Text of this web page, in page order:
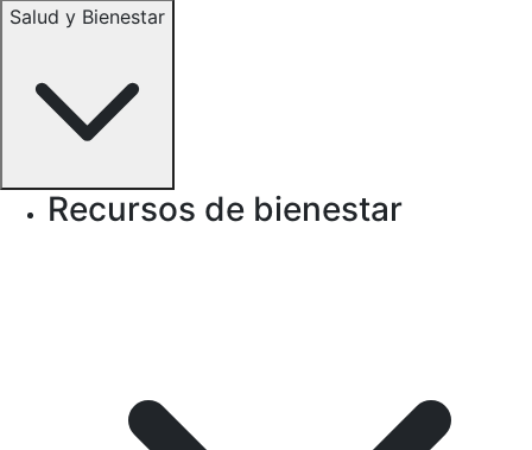
Salud y Bienestar
Recursos de bienestar